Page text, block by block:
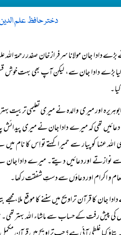
دختر حافظ علم الدین
دادا جان مولانا سرفراز خان صفدر رحمۃ
لیا بڑے دادا جان سے، لیکن آپ بھی بہت
اور میری والدہ نے میری تعلیمی
تھی کہ میرے دادا جان نے میری پیدائش پہ
عنہا کو پیار سے حمیرا کہتے تو اِس کا نام
نوازتے اور دعائیں دیتے۔ میرے دادا
و اکرام اور دعاؤں سے دستِ شفقت رکھا۔
دادا جان کا قرآن تراویح میں سننے کا موقع ملا،
پیش رفت کے حساب سے ماشاء اللہ بہتر تھی۔